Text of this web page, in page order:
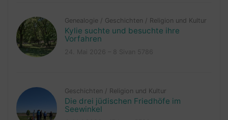
Genealogie / Geschichten / Religion und Kultur
Kylie suchte und besuchte ihre
Vorfahren
Geschichten / Religion und Kultur
Die drei jüdischen Friedhöfe im
Seewinkel